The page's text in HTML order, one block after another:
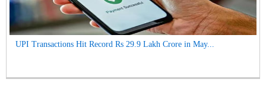
UPI Transactions Hit Record Rs 29.9 Lakh Crore in May...